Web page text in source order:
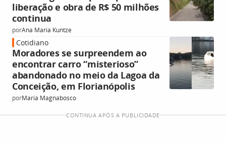
liberação e obra de R$ 50 milhões
continua
porAna Maria Kuntze
Cotidiano
Moradores se surpreendem ao
encontrar carro “misterioso”
abandonado no meio da Lagoa da
Conceição, em Florianópolis
porMaria Magnabosco
CONTINUA APÓS A PUBLICIDADE